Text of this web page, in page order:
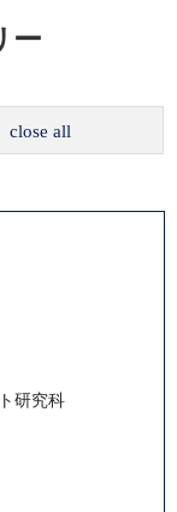
ー
close all
研究科